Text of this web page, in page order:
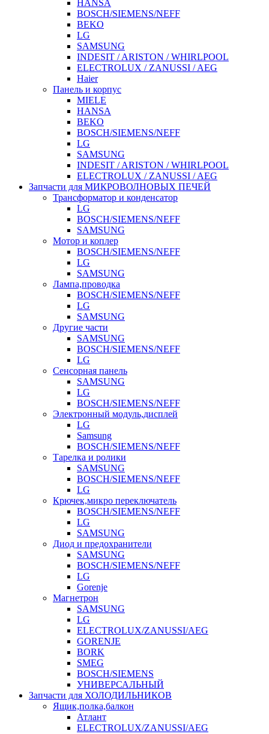
HANSA
BOSCH/SIEMENS/NEFF
BEKO
LG
SAMSUNG
INDESIT / ARISTON / WHIRLPOOL
ELECTROLUX / ZANUSSI / AEG
Haier
Панель и корпус
MIELE
HANSA
BEKO
BOSCH/SIEMENS/NEFF
LG
SAMSUNG
INDESIT / ARISTON / WHIRLPOOL
ELECTROLUX / ZANUSSI / AEG
Запчасти для МИКРОВОЛНОВЫХ ПЕЧЕЙ
Трансформатор и конденсатор
LG
BOSCH/SIEMENS/NEFF
SAMSUNG
Мотор и коплер
BOSCH/SIEMENS/NEFF
LG
SAMSUNG
Лампа,проводка
BOSCH/SIEMENS/NEFF
LG
SAMSUNG
Другие части
SAMSUNG
BOSCH/SIEMENS/NEFF
LG
Сенсорная панель
SAMSUNG
LG
BOSCH/SIEMENS/NEFF
Электронный модуль,дисплей
LG
Samsung
BOSCH/SIEMENS/NEFF
Тарелка и ролики
SAMSUNG
BOSCH/SIEMENS/NEFF
LG
Крючек,микро переключатель
BOSCH/SIEMENS/NEFF
LG
SAMSUNG
Диод и предохранители
SAMSUNG
BOSCH/SIEMENS/NEFF
LG
Gorenje
Магнетрон
SAMSUNG
LG
ELECTROLUX/ZANUSSI/AEG
GORENJE
BORK
SMEG
BOSCH/SIEMENS
УНИВЕРСАЛЬНЫЙ
Запчасти для ХОЛОДИЛЬНИКОВ
Ящик,полка,балкон
Атлант
ELECTROLUX/ZANUSSI/AEG